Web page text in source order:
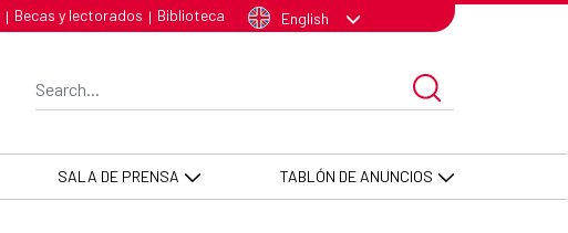
| Becas y lectorados | Biblioteca English
SALA DE PRENSA TABLÓN DE ANUNCIOS